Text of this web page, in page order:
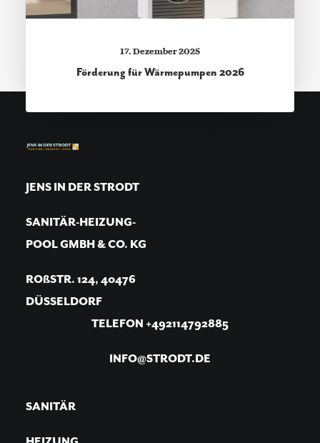
17. Dezember 2025
Förderung für Wärmepumpen 2026
JENS IN DER STRODT
SANITÄR-HEIZUNG-
POOL GMBH & CO. KG
ROßSTR. 124, 40476
DÜSSELDORF
TELEFON +492114792885
INFO@STRODT.DE
SANITÄR